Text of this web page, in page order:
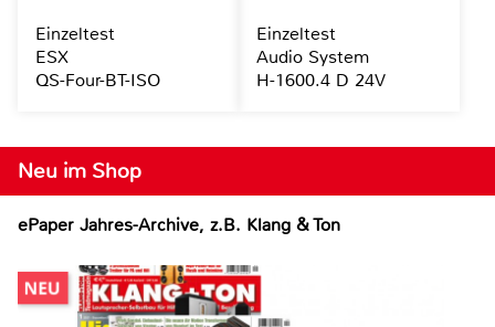
Neu im Shop
ePaper Jahres-Archive, z.B. Klang & Ton
Einzeltest
ESX
QS-Four-BT-ISO
Einzeltest
Audio System
H-1600.4 D 24V